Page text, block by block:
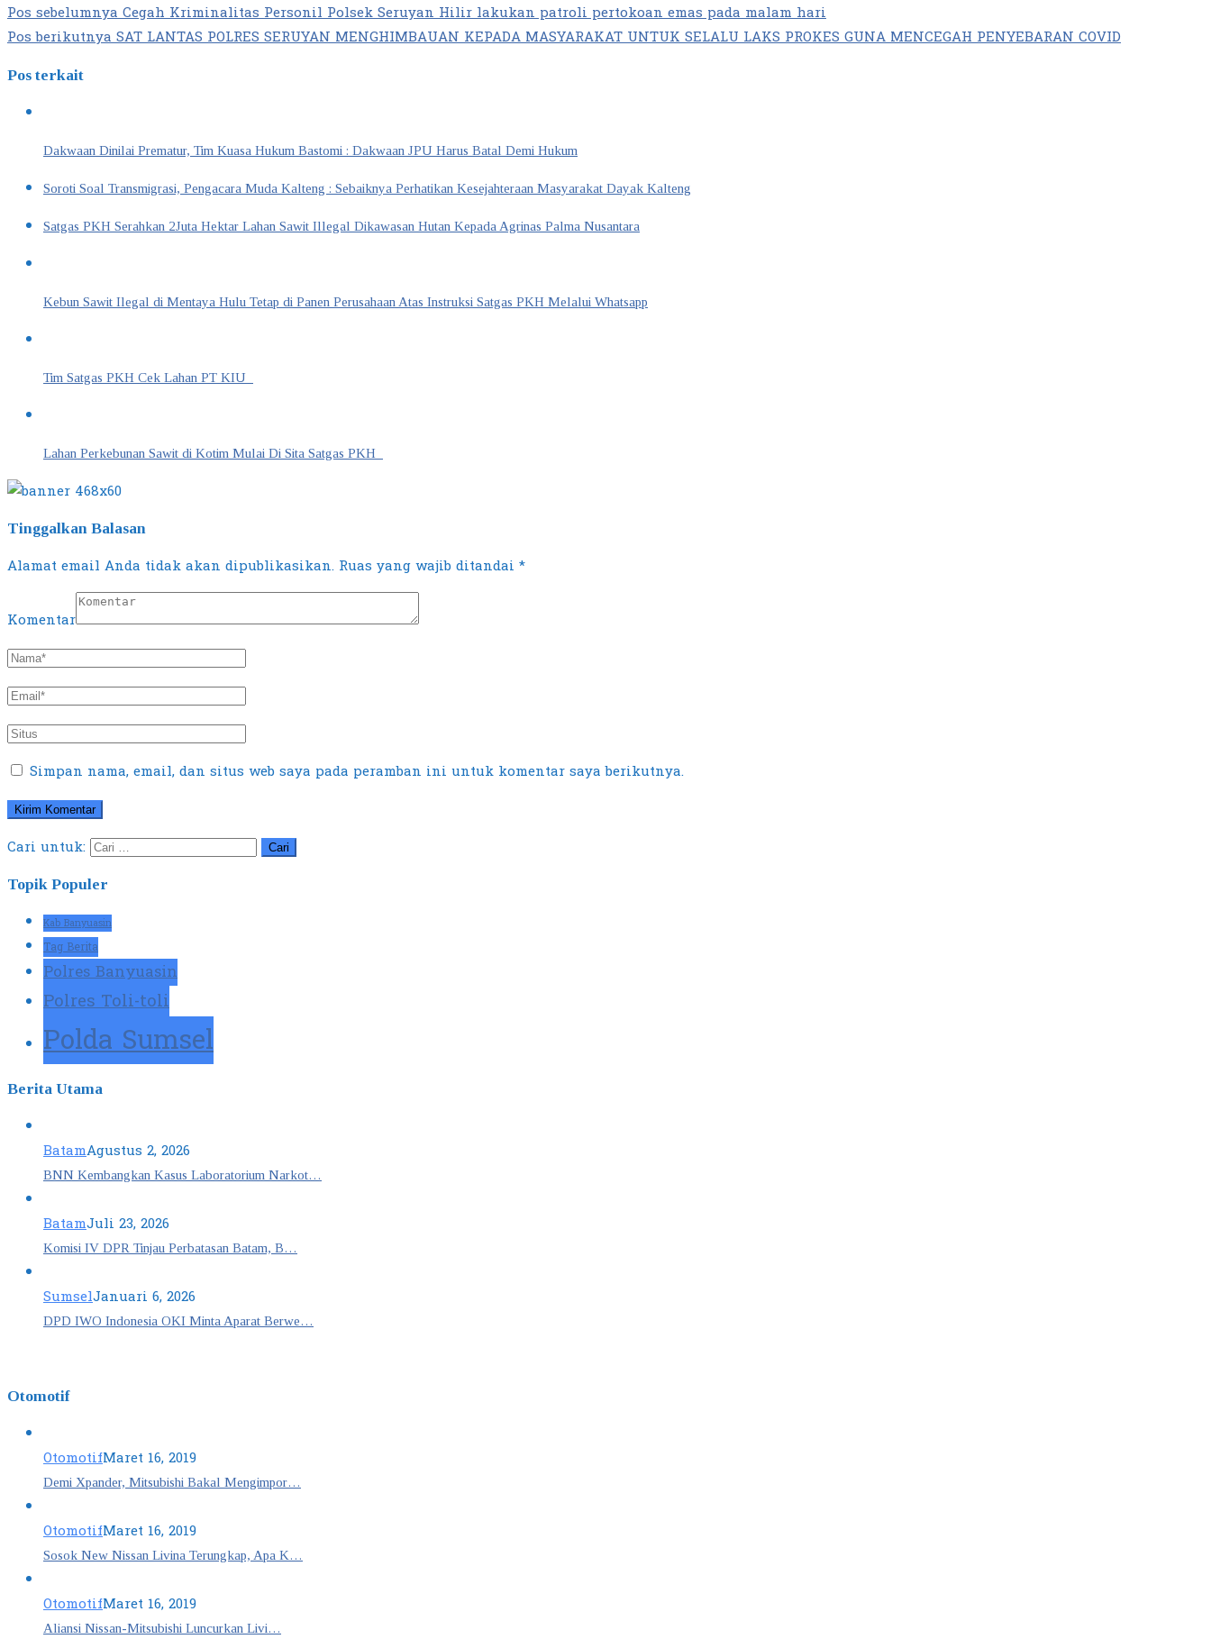
Pos sebelumnyaCegah Kriminalitas Personil Polsek Seruyan Hilir lakukan patroli pertokoan emas pada malam hari
Pos berikutnyaSAT LANTAS POLRES SERUYAN MENGHIMBAUAN KEPADA MASYARAKAT UNTUK SELALU LAKS PROKES GUNA MENCEGAH PENYEBARAN COVID
Pos terkait
Dakwaan Dinilai Prematur, Tim Kuasa Hukum Bastomi : Dakwaan JPU Harus Batal Demi Hukum
Soroti Soal Transmigrasi, Pengacara Muda Kalteng : Sebaiknya Perhatikan Kesejahteraan Masyarakat Dayak Kalteng
Satgas PKH Serahkan 2Juta Hektar Lahan Sawit Illegal Dikawasan Hutan Kepada Agrinas Palma Nusantara
Kebun Sawit Ilegal di Mentaya Hulu Tetap di Panen Perusahaan Atas Instruksi Satgas PKH Melalui Whatsapp
Tim Satgas PKH Cek Lahan PT KIU
Lahan Perkebunan Sawit di Kotim Mulai Di Sita Satgas PKH
Tinggalkan Balasan
Alamat email Anda tidak akan dipublikasikan. Ruas yang wajib ditandai *
Komentar
Simpan nama, email, dan situs web saya pada peramban ini untuk komentar saya berikutnya.
Cari untuk:
Topik Populer
Kab Banyuasin
Tag Berita
Polres Banyuasin
Polres Toli-toli
Polda Sumsel
Berita Utama
BatamAgustus 2, 2026
BNN Kembangkan Kasus Laboratorium Narkot…
BatamJuli 23, 2026
Komisi IV DPR Tinjau Perbatasan Batam, B…
SumselJanuari 6, 2026
DPD IWO Indonesia OKI Minta Aparat Berwe…
Otomotif
OtomotifMaret 16, 2019
Demi Xpander, Mitsubishi Bakal Mengimpor…
OtomotifMaret 16, 2019
Sosok New Nissan Livina Terungkap, Apa K…
OtomotifMaret 16, 2019
Aliansi Nissan-Mitsubishi Luncurkan Livi…